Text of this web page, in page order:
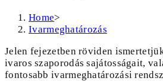
Home>
Ivarmeghatározás
Jelen fejezetben röviden
ivaros szaporodás sajátosságait,
fontosabb ivarmeghatározási